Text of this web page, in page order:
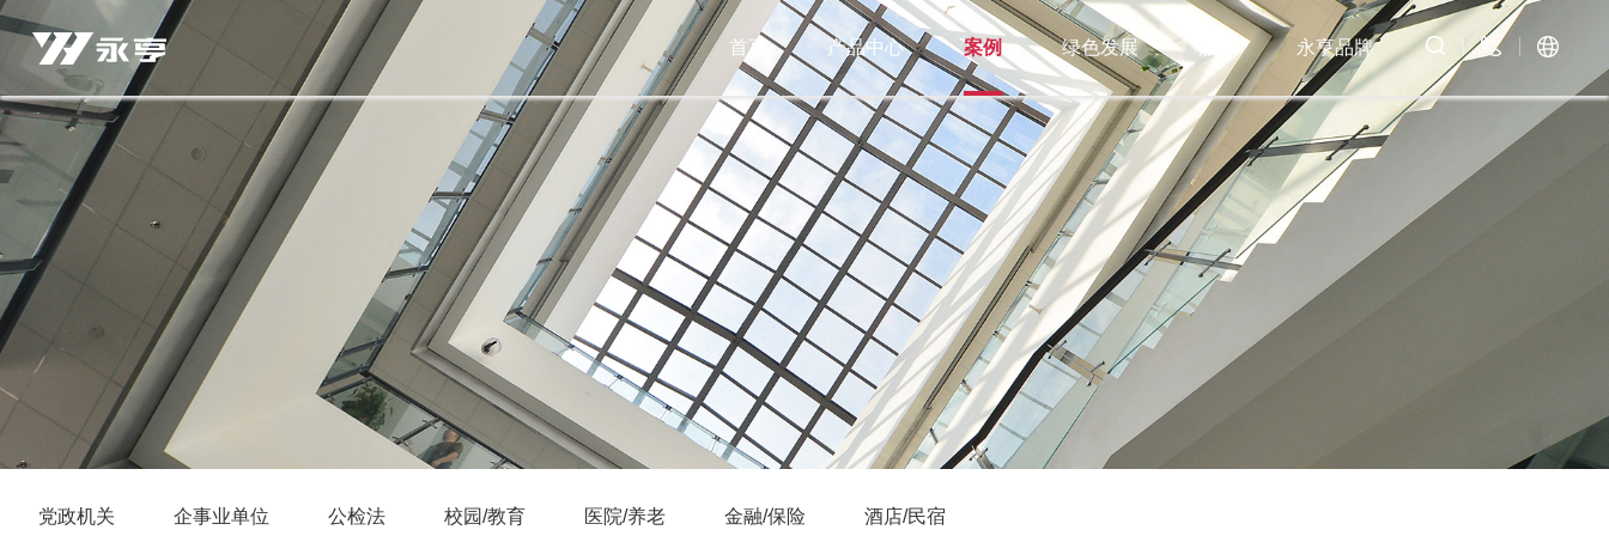
首页 产品中心 案例 绿色发展 永亨品牌
党政机关 企事业单位 公检法 校园/教育 医院/养老 金融/保险 酒店/民宿